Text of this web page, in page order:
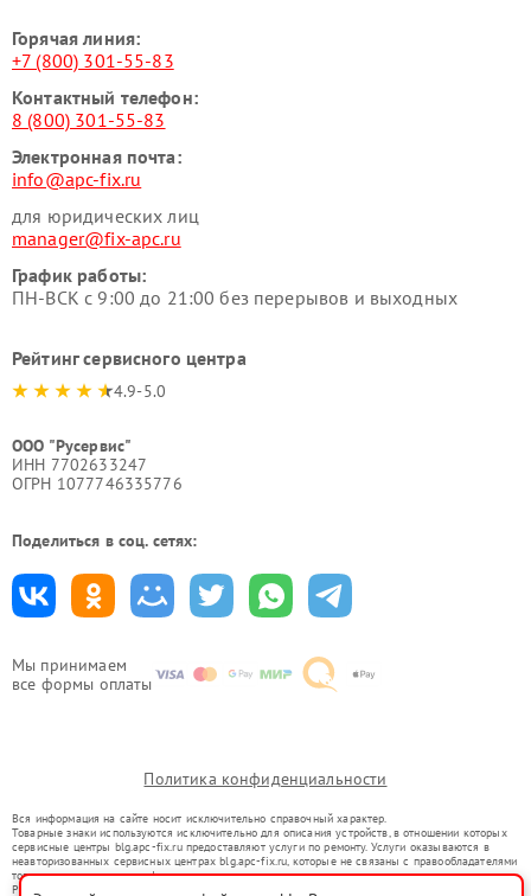
Мы принимаем
все формы оплаты
Горячая линия:
+7 (800) 301-55-83
Контактный телефон:
8 (800) 301-55-83
Электронная почта:
info@apc-fix.ru
для юридических лиц
manager@fix-apc.ru
График работы:
ПН-ВСК с 9:00 до 21:00 без перерывов и выходных
Рейтинг сервисного центра
4.9-5.0
ООО "Русервис"
ИНН 7702633247
ОГРН 1077746335776
Поделиться в соц. сетях:
Политика конфиденциальности
Вся информация на сайте носит исключительно справочный характер.
Товарные знаки используются исключительно для описания устройств, в отношении которых
сервисные центры blg.apc-fix.ru предоставляют услуги по ремонту. Услуги оказываются в
неавторизованных сервисных центрах blg.apc-fix.ru, которые не связаны с правообладателями
товарных знаков или их официальными представителями.
Ремонт осуществляется для устройств, уже введенных в гражданский оборот в соответствии